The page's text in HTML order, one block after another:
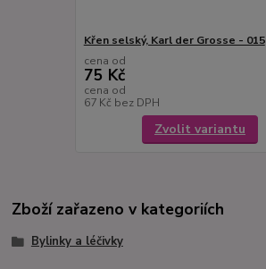
Křen selský, Karl der Grosse - 015
cena od
75 Kč
cena od
67 Kč bez DPH
Zvolit variantu
Zboží zařazeno v kategoriích
Bylinky a léčivky